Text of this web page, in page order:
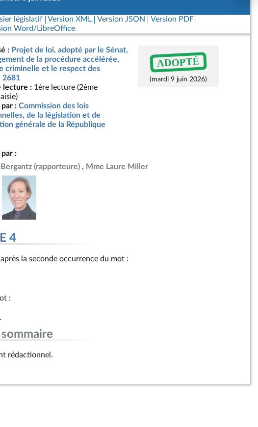
législatif Version XML Version JSON
Version PDF
Word/LibreOffice
: Projet de loi, adopté par le Sénat,
de la procédure accélérée,
criminelle et le respect des
2681
lecture : 1ère lecture (2ème
par : Commission des lois
de la législation et de
générale de la République
ADOPTÉ
(mardi 9 juin 2026)
par :
(rapporteure) Mme Laure Miller
4
après la seconde occurrence du mot :
:
sommaire
rédactionnel.